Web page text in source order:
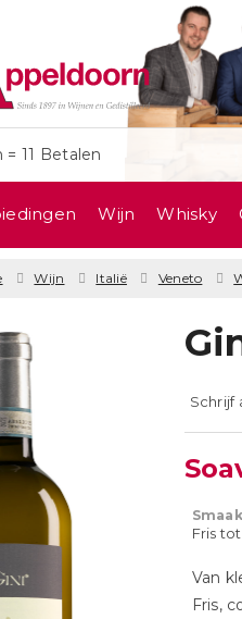
= 11 Betalen
Wijn Whisky
Wijn Italië Veneto
Schrijf
Fris
Van
Fris,